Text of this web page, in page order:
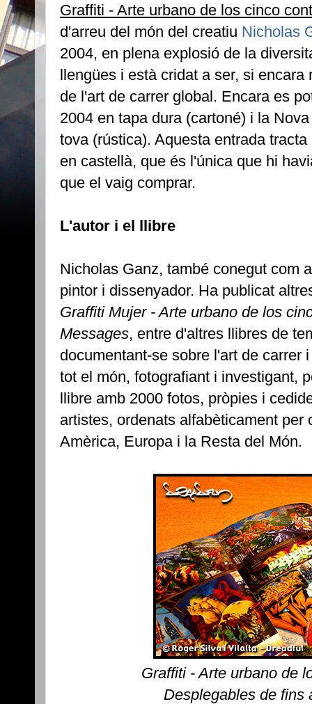
Graffiti - Arte urbano de los cinco
d'arreu del món del creatiu Nicholas
2004, en plena explosió de la
llengües i està cridat a ser, si
de l'art de carrer global. Encara es
2004 en tapa dura (cartoné) i la
tova (rústica). Aquesta entrada
en castellà, que és l'única que hi
que el vaig comprar.
L'autor i el llibre
Nicholas Ganz, també conegut com
pintor i dissenyador. Ha publicat
Graffiti Mujer - Arte urbano de los
Messages, entre d'altres llibres de
documentant-se sobre l'art de carrer
tot el món, fotografiant i investigant,
llibre amb 2000 fotos, pròpies i
artistes, ordenats alfabèticament
Amèrica, Europa i la Resta del Món.
Graffiti - Arte urbano de
Desplegables de fins